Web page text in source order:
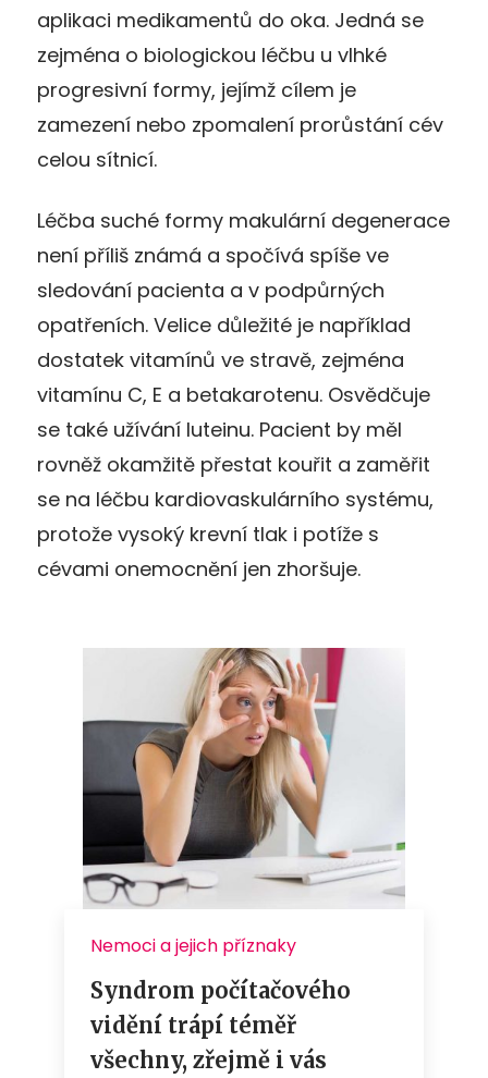
aplikaci medikamentů do oka. Jedná se
zejména o biologickou léčbu u vlhké
progresivní formy, jejímž cílem je
zamezení nebo zpomalení prorůstání cév
celou sítnicí.
Léčba suché formy makulární degenerace
není příliš známá a spočívá spíše ve
sledování pacienta a v podpůrných
opatřeních. Velice důležité je například
dostatek vitamínů ve stravě, zejména
vitamínu C, E a betakarotenu. Osvědčuje
se také užívání luteinu. Pacient by měl
rovněž okamžitě přestat kouřit a zaměřit
se na léčbu kardiovaskulárního systému,
protože vysoký krevní tlak i potíže s
cévami onemocnění jen zhoršuje.